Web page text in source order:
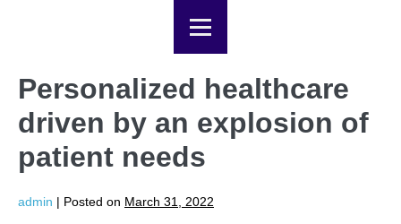
Personalized healthcare
driven by an explosion of
patient needs
admin | Posted on March 31, 2022